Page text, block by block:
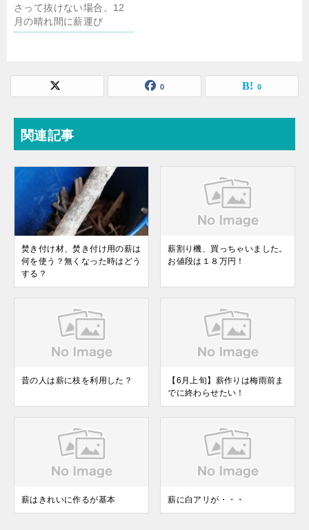
さって抜けない場合。12
月の晴れ間に薪運び
0 0
関連記事
焚き付け材、焚き付け用の薪は
何を使う？無くなった時はどう
する？
薪割り機、買っちゃいました。
お値段は１８万円！
昔の人は薪に枝を利用した？
【6月上旬】薪作りは梅雨前ま
でに終わらせたい！
薪はきれいに作るが基本 薪に白アリが・・・